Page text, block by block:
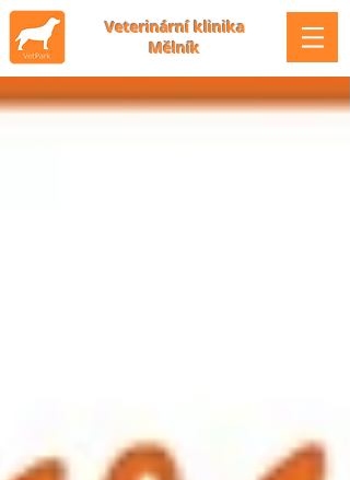
Veterinární klinika
Mělník